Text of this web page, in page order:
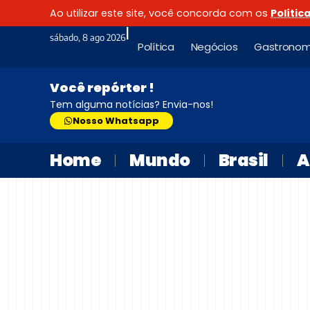
Ao utilizar este site, você concorda com os
sábado, 8 ago 2026|
Política Negócios
Você repórter !
Tem alguma notícias? Envia-nos!
Nosso Whatsapp
Home Mundo Brasil